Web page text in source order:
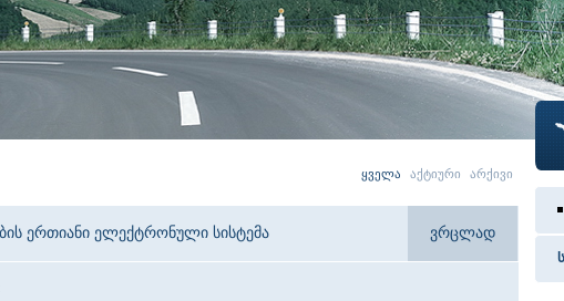
ყველა აქტიური არქივი
ერთიანი ელექტრონული სისტემა ვრცლად